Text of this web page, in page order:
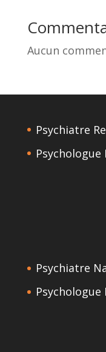
Aucun
Psychiatre
Psychologue
Psychiatre
Psychologue